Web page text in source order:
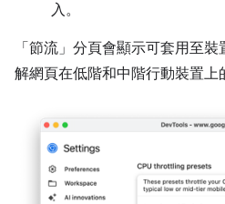
入。
「節流」 分頁會顯示可套用至裝
解網頁在低階和中階行動裝置上